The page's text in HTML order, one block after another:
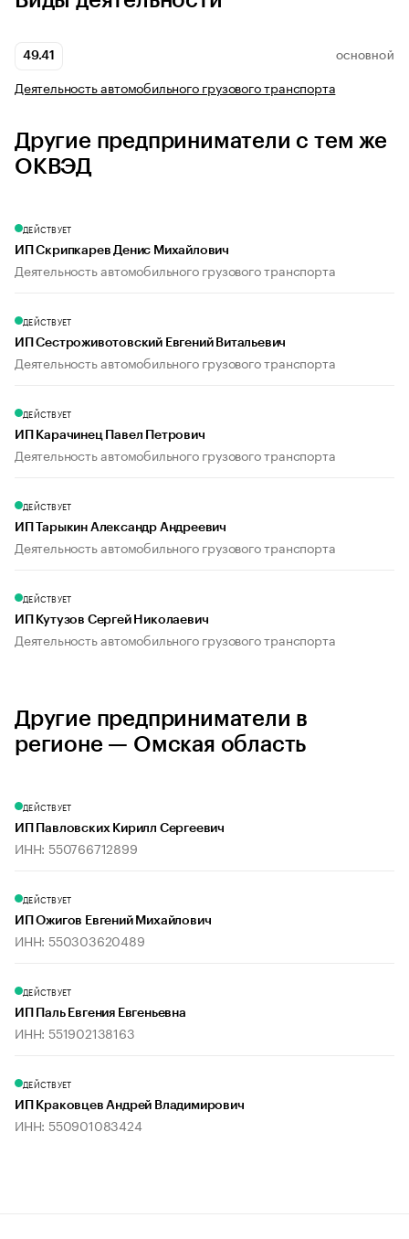
49.41 ОСНОВНОЙ
Деятельность автомобильного грузового транспорта
Другие предприниматели с тем же
ОКВЭД
ДЕЙСТВУЕТ
ИП Скрипкарев Денис Михайлович
Деятельность автомобильного грузового транспорта
ДЕЙСТВУЕТ
ИП Сестроживотовский Евгений Витальевич
Деятельность автомобильного грузового транспорта
ДЕЙСТВУЕТ
ИП Карачинец Павел Петрович
Деятельность автомобильного грузового транспорта
ДЕЙСТВУЕТ
ИП Тарыкин Александр Андреевич
Деятельность автомобильного грузового транспорта
ДЕЙСТВУЕТ
ИП Кутузов Сергей Николаевич
Деятельность автомобильного грузового транспорта
Другие предприниматели в
регионе — Омская область
ДЕЙСТВУЕТ
ИП Павловских Кирилл Сергеевич
ИНН: 550766712899
ДЕЙСТВУЕТ
ИП Ожигов Евгений Михайлович
ИНН: 550303620489
ДЕЙСТВУЕТ
ИП Паль Евгения Евгеньевна
ИНН: 551902138163
ДЕЙСТВУЕТ
ИП Краковцев Андрей Владимирович
ИНН: 550901083424